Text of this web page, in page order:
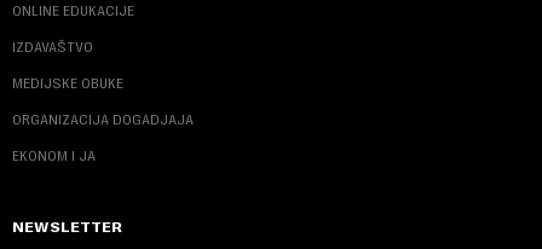
ONLINE EDUKACIJE
IZDAVAŠTVO
MEDIJSKE OBUKE
ORGANIZACIJA DOGADJAJA
EKONOM I JA
NEWSLETTER